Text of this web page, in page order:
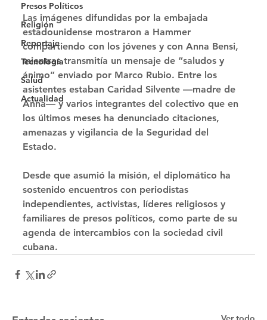
Presos Políticos
Religión
Reportaje
Tecnología
Salud
Actualidad
Las imágenes difundidas por la embajada
estadounidense mostraron a Hammer
compartiendo con los jóvenes y con Anna Bensi,
mientras transmitía un mensaje de “saludos y
ánimo” enviado por Marco Rubio. Entre los
asistentes estaban Caridad Silvente —madre de
Anna— y varios integrantes del colectivo que en
los últimos meses ha denunciado citaciones,
amenazas y vigilancia de la Seguridad del
Estado.
Desde que asumió la misión, el diplomático ha
sostenido encuentros con periodistas
independientes, activistas, líderes religiosos y
familiares de presos políticos, como parte de su
agenda de intercambios con la sociedad civil
cubana.